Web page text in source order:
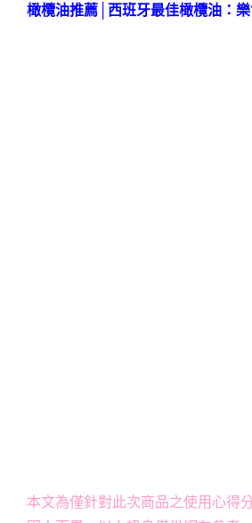
橄欖油推薦│西班牙最佳橄欖油：
本文為僅針對此次商品之使用心得